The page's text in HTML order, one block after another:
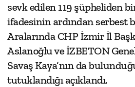
sevk edilen 119 şüpheliden
ifadesinin ardından serbest
Aralarında CHP İzmir İl
Aslanoğlu ve İZBETON
Savaş Kaya’nın da
tutuklandığı açıklandı.